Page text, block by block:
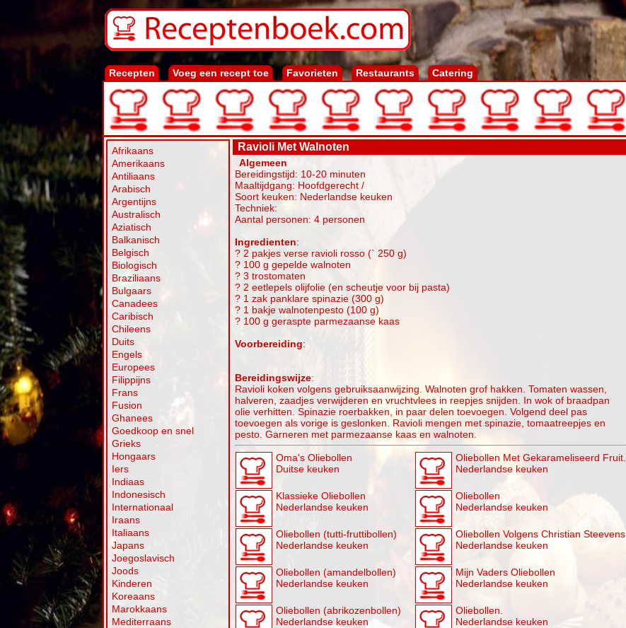
Recepten Voeg een recept toe Favorieten Restaurants Catering
Afrikaans
Amerikaans
Antiliaans
Arabisch
Argentijns
Australisch
Aziatisch
Balkanisch
Belgisch
Biologisch
Braziliaans
Bulgaars
Canadees
Caribisch
Chileens
Duits
Engels
Europees
Filippijns
Frans
Fusion
Ghanees
Goedkoop en snel
Grieks
Hongaars
Iers
Indiaas
Indonesisch
Internationaal
Iraans
Italiaans
Japans
Joegoslavisch
Joods
Kinderen
Koreaans
Marokkaans
Mediterraans
Ravioli Met Walnoten
Algemeen
Bereidingstijd: 10-20 minuten
Maaltijdgang: Hoofdgerecht /
Soort keuken: Nederlandse keuken
Techniek:
Aantal personen: 4 personen
Ingredienten:
? 2 pakjes verse ravioli rosso (` 250 g)
? 100 g gepelde walnoten
? 3 trostomaten
? 2 eetlepels olijfolie (en scheutje voor bij pasta)
? 1 zak panklare spinazie (300 g)
? 1 bakje walnotenpesto (100 g)
? 100 g geraspte parmezaanse kaas
Voorbereiding:
Bereidingswijze:
Ravioli koken volgens gebruiksaanwijzing. Walnoten grof hakken. Tomaten wassen,
halveren, zaadjes verwijderen en vruchtvlees in reepjes snijden. In wok of braadpan
olie verhitten. Spinazie roerbakken, in paar delen toevoegen. Volgend deel pas
toevoegen als vorige is geslonken. Ravioli mengen met spinazie, tomaatreepjes en
pesto. Garneren met parmezaanse kaas en walnoten.
Oma's Oliebollen
Duitse keuken
Oliebollen Met Gekarameliseerd Fruit.
Nederlandse keuken
Klassieke Oliebollen
Nederlandse keuken
Oliebollen
Nederlandse keuken
Oliebollen (tutti-fruttibollen)
Nederlandse keuken
Oliebollen Volgens Christian Steevens
Nederlandse keuken
Oliebollen (amandelbollen)
Nederlandse keuken
Mijn Vaders Oliebollen
Nederlandse keuken
Oliebollen (abrikozenbollen)
Nederlandse keuken
Oliebollen.
Nederlandse keuken